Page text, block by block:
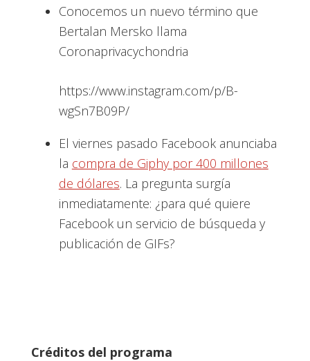
Conocemos un nuevo término que
Bertalan Mersko llama
Coronaprivacychondria
https://www.instagram.com/p/B-
wgSn7B09P/
El viernes pasado Facebook anunciaba
la compra de Giphy por 400 millones
de dólares. La pregunta surgía
inmediatamente: ¿para qué quiere
Facebook un servicio de búsqueda y
publicación de GIFs?
Créditos del programa